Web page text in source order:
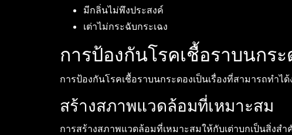
มีกลิ่นไม่พึงประสงค์
เต่าไม่กระฉับกระเฉง
การป้องกันโรคเชื้อราบนกระ
การป้องกันโรคเชื้อราบนกระดองเป็นเรื่องที่สามารถทำไ
สร้างสภาพแวดล้อมที่เหมาะสม
การสร้างสภาพแวดล้อมที่เหมาะสมให้กับเต่าบกเป็นสิ่ง